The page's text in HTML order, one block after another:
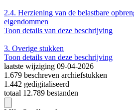
2.4. Herziening van de belastbare
eigendommen
Toon details van deze beschrijving
3. Overige stukken
Toon details van deze beschrijving
laatste wijziging 09-04-2026
1.679 beschreven archiefstukken
1.442 gedigitaliseerd
totaal 12.789 bestanden